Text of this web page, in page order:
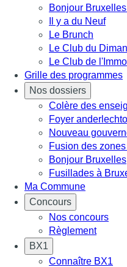
Bonjour
Il y a du Neuf
Le Brunch
Le Club du
Le Club de l'Immo
Grille des programmes
Nos dossiers
Colère des
Foyer
Nouveau
Fusion des
Bonjour Bruxelles
Fusillades à
Ma Commune
Concours
Nos concours
Règlement
BX1
Connaître BX1